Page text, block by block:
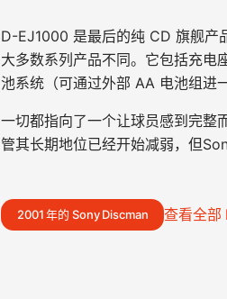
D-EJ1000 是最后的纯 CD 旗舰产
大多数系列产品不同。它包括充电
池系统（可通过外部 AA 电池组进
一切都指向了一个让球员感到完整
管其长期地位已经开始减弱，但
2001 年的 Sony Discman 查看全